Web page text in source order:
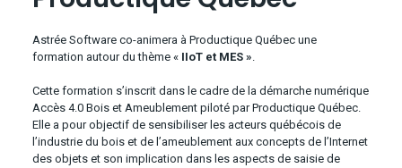
Astrée Software co-animera à Productique Québec une
formation autour du thème « IIoT et MES ».
Cette formation s’inscrit dans le cadre de la démarche numérique
Accès 4.0 Bois et Ameublement piloté par Productique Québec.
Elle a pour objectif de sensibiliser les acteurs québécois de
l’industrie du bois et de l’ameublement aux concepts de l’Internet
des objets et son implication dans les aspects de saisie de